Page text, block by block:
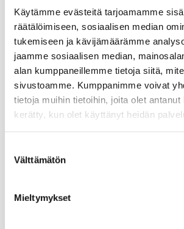
Käytämme evästeitä tarjoamamme
räätälöimiseen, sosiaalisen median
tukemiseen ja kävijämäärämme
jaamme sosiaalisen median,
alan kumppaneillemme tietoja siitä,
sivustoamme. Kumppanimme voivat
tietoja muihin tietoihin, joita olet antanut
kerätty, kun olet käyttänyt heidän
valinta
Välttämätön
Mieltymykset